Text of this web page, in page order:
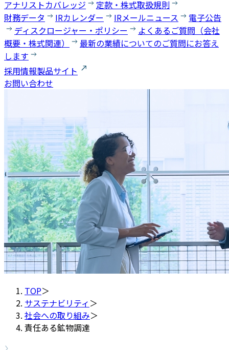
アナリストカバレッジ
定款・株式取扱規則
財務データ
IRカレンダー IRメールニュース
電子公告
ディスクロージャー・ポリシー
よくあるご質問（会社
概要・株式関連）
最新の業績についてのご質問にお答え
します
採用情報製品サイト
お問い合わせ
TOP＞
サステナビリティ ＞
社会への取り組み＞
責任ある鉱物調達